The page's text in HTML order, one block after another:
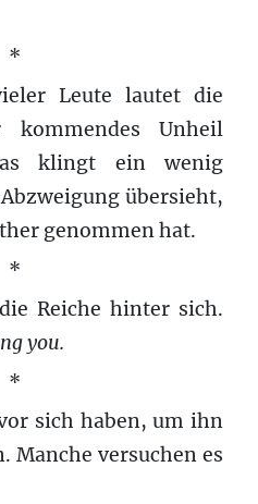
*
Leute lautet die
kommendes Unheil
klingt ein wenig
übersieht,
genommen hat.
*
Reiche hinter sich.
you.
*
sich haben, um ihn
Manche versuchen es